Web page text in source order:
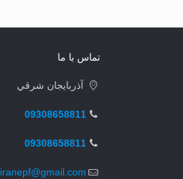
تماس با ما
آذربايجان شرقي
09308658811
09308658811
iranepf@gmail.com